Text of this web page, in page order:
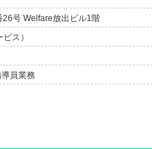
号 Welfare放出ビル1階
ス）
員業務